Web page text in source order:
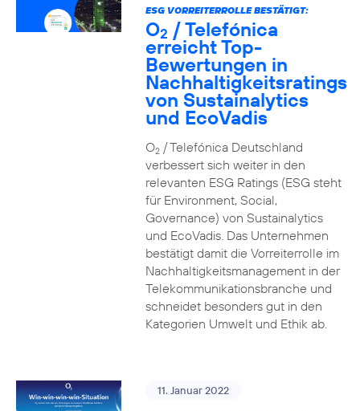
ESG VORREITERROLLE BESTÄTIGT:
O2 / Telefónica
erreicht Top-
Bewertungen in
Nachhaltigkeitsratings
von Sustainalytics
und EcoVadis
O2/ Telefónica Deutschland
verbessert sich weiter in den
relevanten ESG Ratings (ESG steht
für Environment, Social,
Governance) von Sustainalytics
und EcoVadis. Das Unternehmen
bestätigt damit die Vorreiterrolle im
Nachhaltigkeitsmanagement in der
Telekommunikationsbranche und
schneidet besonders gut in den
Kategorien Umwelt und Ethik ab.
11. Januar 2022